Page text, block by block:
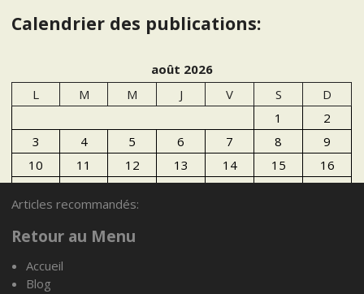
Calendrier des publications:
août 2026
L
M M J V S
D
1
2
3
4 5 6 7 8
9
10
11 12 13 14 15
16
24
25 26
31
Articles recommandés:
Retour au Menu
Accueil
Blog